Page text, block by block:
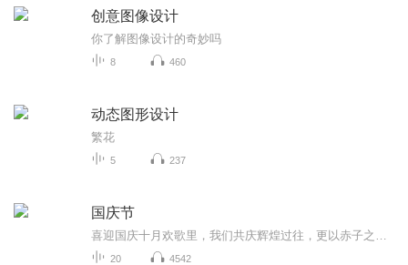
创意图像设计
你了解图像设计的奇妙吗
8 460
动态图形设计
繁花
5 237
国庆节
20 4542